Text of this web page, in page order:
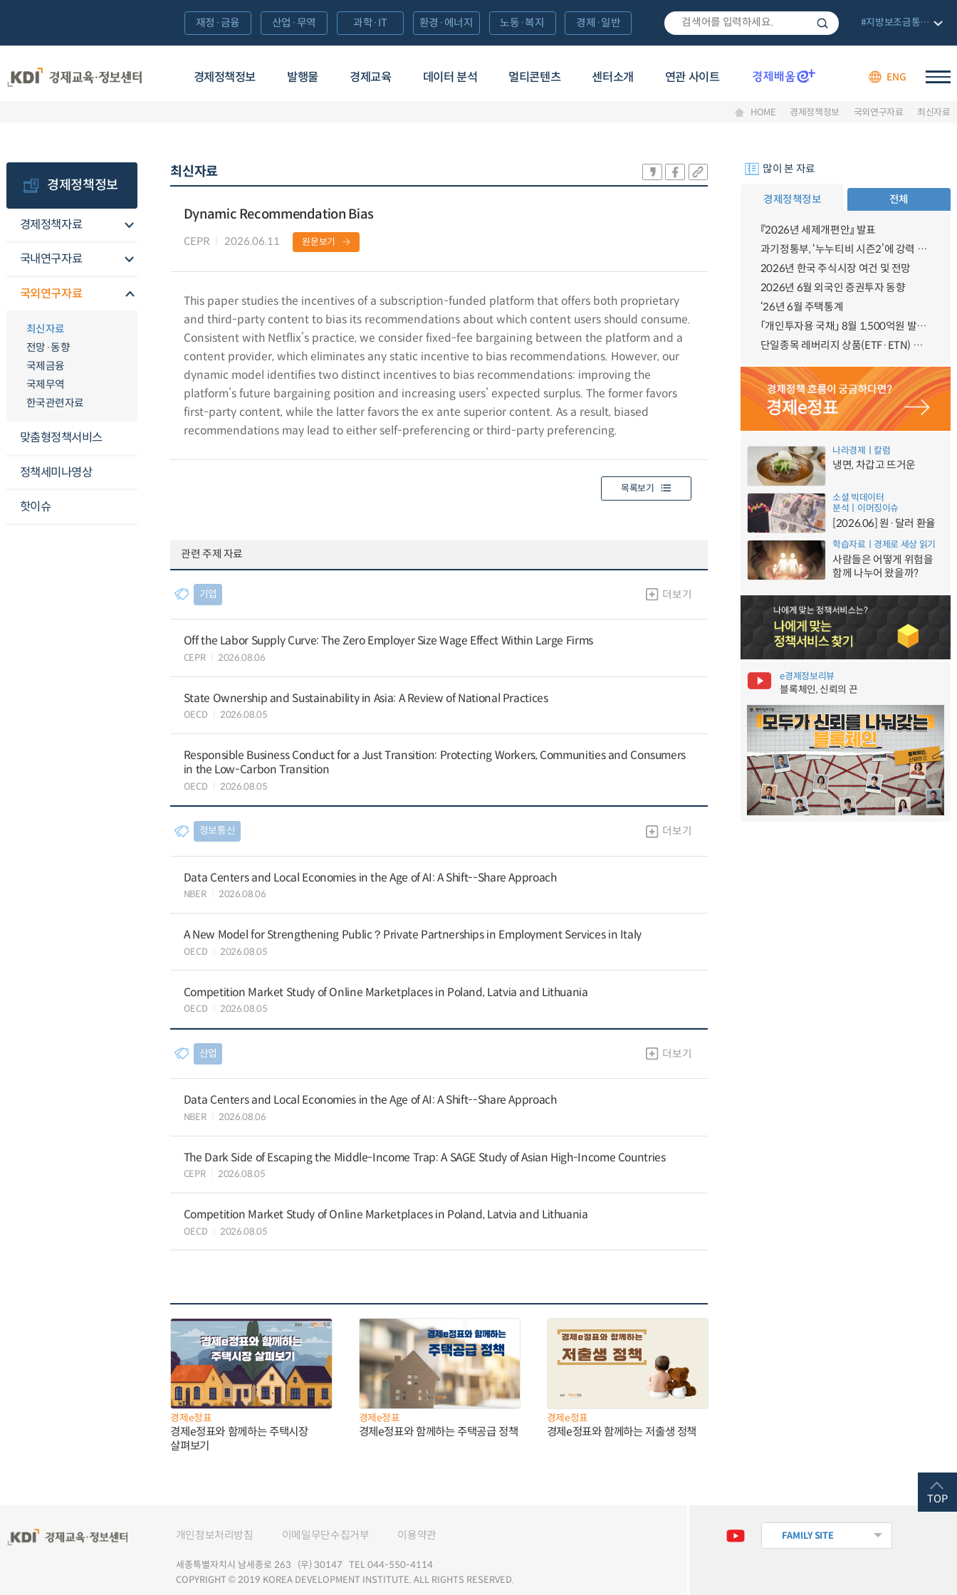
경제정책정보 발행물 경제교육 데이터 분석 멀티콘텐츠 센터소개 연관 사이트 ENG
재정·금융 산업·무역 과학·IT 환경·에너지 노동·복지 경제·일반 #지방보조금통합관리망
HOME 경제정책정보 국외연구자료 최신자료
경제정책정보
경제정책자료
국내연구자료
국외연구자료
최신자료
전망·동향
국제금융
국제무역
한국관련자료
맞춤형정책서비스
정책세미나영상
핫이슈
최신자료
Dynamic Recommendation Bias
CEPR 2026.06.11 원문보기
This paper studies the incentives of a subscription-funded platform that offers both proprietary
and third-party content to bias its recommendations about which content users should consume.
Consistent with Netflix’s practice, we consider fixed-fee bargaining between the platform and a
content provider, which eliminates any static incentive to bias recommendations. However, our
dynamic model identifies two distinct incentives to bias recommendations: improving the
platform’s future bargaining position and increasing users’ expected surplus. The former favors
first-party content, while the latter favors the ex ante superior content. As a result, biased
recommendations may lead to either self-preferencing or third-party preferencing.
목록보기
관련 주제 자료
기업 더보기
Off the Labor Supply Curve: The Zero Employer Size Wage Effect Within Large Firms
CEPR 2026.08.06
State Ownership and Sustainability in Asia: A Review of National Practices
OECD 2026.08.05
Responsible Business Conduct for a Just Transition: Protecting Workers, Communities and Consumers
in the Low-Carbon Transition
OECD 2026.08.05
정보통신 더보기
Data Centers and Local Economies in the Age of AI: A Shift--Share Approach
NBER 2026.08.06
A New Model for Strengthening Public？Private Partnerships in Employment Services in Italy
OECD 2026.08.05
Competition Market Study of Online Marketplaces in Poland, Latvia and Lithuania
OECD 2026.08.05
산업 더보기
Data Centers and Local Economies in the Age of AI: A Shift--Share Approach
NBER 2026.08.06
The Dark Side of Escaping the Middle-Income Trap: A SAGE Study of Asian High-Income Countries
CEPR 2026.08.05
Competition Market Study of Online Marketplaces in Poland, Latvia and Lithuania
OECD 2026.08.05
경제e정표
경제e정표와 함께하는 주택시장
살펴보기
경제e정표
경제e정표와 함께하는 주택공급 정책
경제e정표
경제e정표와 함께하는 저출생 정책
많이 본 자료
경제정책정보 전체
『2026년 세제개편안』 발표
과기정통부, ‘누누티비 시즌2’에 강력 대응 의지 밝혀
2026년 한국 주식시장 여건 및 전망
2026년 6월 외국인 증권투자 동향
‘26년 6월 주택통계
「개인투자용 국채」 8월 1,500억원 발행 예정
단일종목 레버리지 상품(ETF·ETN) 기본예탁금 강화 조기시행 방안 안내
나라경제ㅣ칼럼
냉면, 차갑고 뜨거운
소셜 빅데이터
분석ㅣ이머징이슈
[2026.06] 원·달러 환율
학습자료ㅣ경제로 세상 읽기
사람들은 어떻게 위험을
함께 나누어 왔을까?
e경제정보리뷰
블록체인, 신뢰의 끈
FAMILY SITE
개인정보처리방침 이메일무단수집거부 이용약관
세종특별자치시 남세종로 263 (우) 30147 TEL 044-550-4114
COPYRIGHT © 2019 KOREA DEVELOPMENT INSTITUTE. ALL RIGHTS RESERVED.
TOP